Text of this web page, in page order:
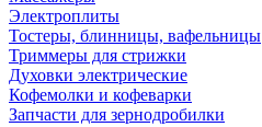
Электроплиты
Тостеры, блинницы, вафельницы
Триммеры для стрижки
Духовки электрические
Кофемолки и кофеварки
Запчасти для зернодробилки